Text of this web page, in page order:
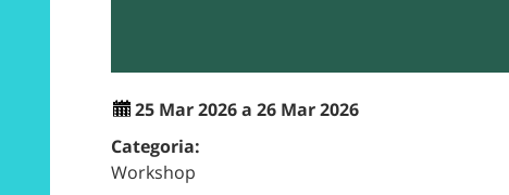
25 Mar 2026 a 26 Mar 2026
Categoria:
Workshop